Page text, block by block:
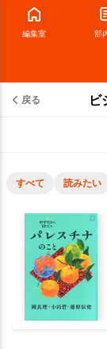
編集室 部
戻る ビ
すべて 読みたい